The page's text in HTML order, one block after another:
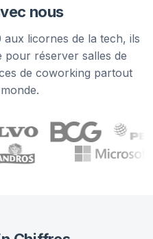
nous
licornes de la tech, ils
pour réserver salles de
de coworking partout